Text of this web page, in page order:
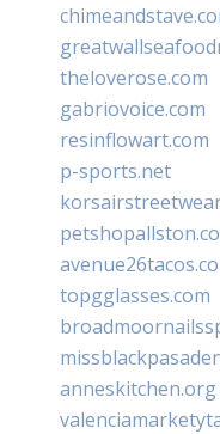
theloverose.com
gabriovoice.com
resinflowart.com
p-sports.net
topgglasses.com
anneskitchen.org